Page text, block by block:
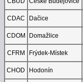
CDAC
Dačice
CDOM
Domažlice
CFRM
Frýdek-Místek
CHOD
Hodonín